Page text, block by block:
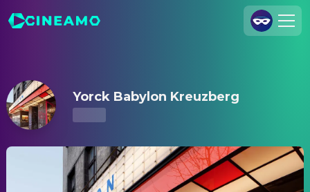
Cineamo für Unternehmen
Impressum
Datenschutzerklärung
Yorck Babylon Kreuzberg – Kinoprogramm & Tickets
Yorck Babylon Kreuzberg